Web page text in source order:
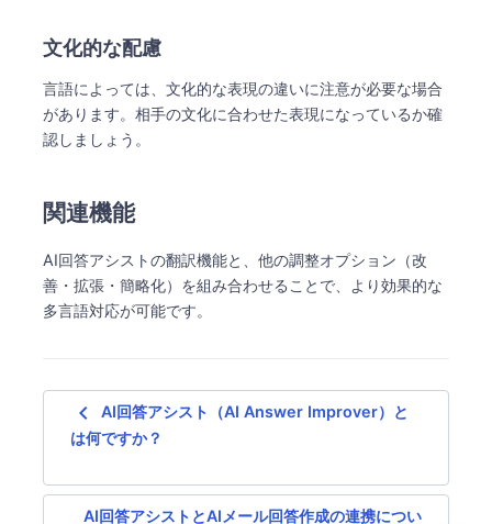
文化的な配慮
言語によっては、文化的な表現の違いに注意が必要な場合
があります。相手の文化に合わせた表現になっているか確
認しましょう。
関連機能
AI回答アシストの翻訳機能と、他の調整オプション（改
善・拡張・簡略化）を組み合わせることで、より効果的な
多言語対応が可能です。
navigate_before
AI回答アシスト（AI Answer Improver）と
は何ですか？
AI回答アシストとAIメール回答作成の連携につい